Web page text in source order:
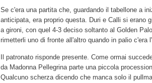
Se c'era una partita che, guardando il tabellone a
anticipata, era proprio questa. Duri e Calli si erano
a gironi, con quel 4-3 deciso soltanto al Golden
rimetterli uno di fronte all'altro quando in palio c'era
Il patronato risponde presente. Come ormai
da Madonna Pellegrina parte una piccola
Qualcuno scherza dicendo che manca solo il